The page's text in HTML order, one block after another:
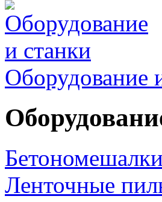
Оборудование
Бетономешалки
Ленточные